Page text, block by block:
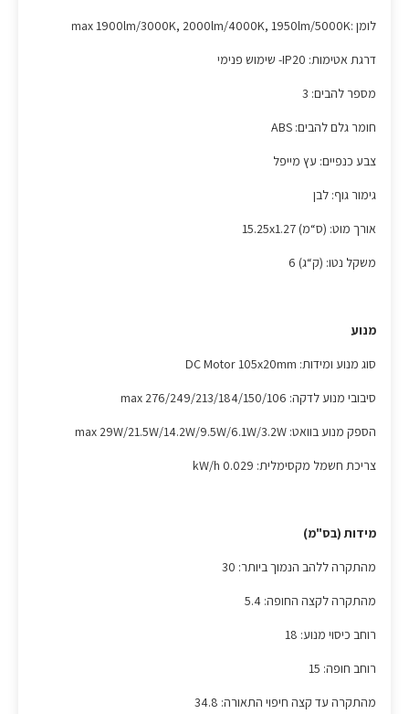
לומן :max 1900lm/3000K, 2000lm/4000K, 1950lm/5000K
דרגת אטימות: IP20- שימוש פנימי
מספר להבים: 3
חומר גלם להבים: ABS
צבע כנפיים: עץ מייפל
גימור גוף: לבן
אורך מוט: (ס“מ) 15.25x1.27
משקל נטו: (ק“ג) 6
מנוע
סוג מנוע ומידות: DC Motor 105x20mm
סיבובי מנוע לדקה: max 276/249/213/184/150/106
הספק מנוע בוואט: max 29W/21.5W/14.2W/9.5W/6.1W/3.2W
צריכת חשמל מקסימלית: 0.029 kW/h
מידות (בס"מ)
מהתקרה ללהב הנמוך ביותר: 30
מהתקרה לקצה החופה: 5.4
רוחב כיסוי מנוע: 18
רוחב חופה: 15
מהתקרה עד קצה חיפוי התאורה: 34.8